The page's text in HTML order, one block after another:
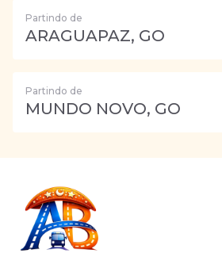
Partindo de
ARAGUAPAZ, GO
Partindo de
MUNDO NOVO, GO